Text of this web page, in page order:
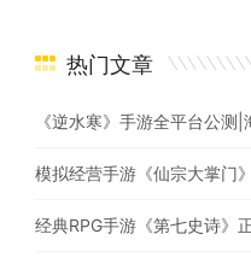
热门文章
《逆水寒》手游全平台公测